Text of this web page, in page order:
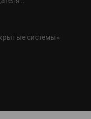
системы»